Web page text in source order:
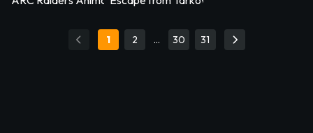
1 2 … 30 31